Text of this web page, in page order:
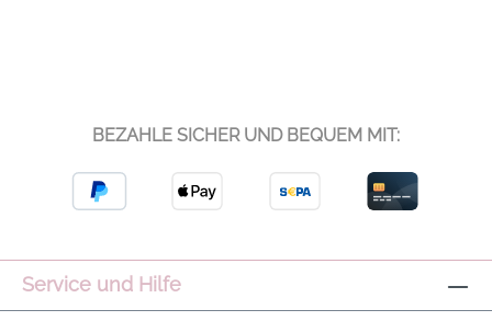
BEZAHLE SICHER UND BEQUEM MIT:
Service und Hilfe